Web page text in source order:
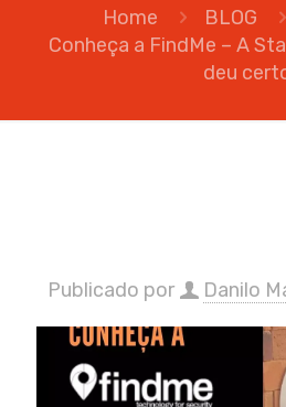
Home BLOG
Conheça a FindMe – A
deu
Publicado por Danilo